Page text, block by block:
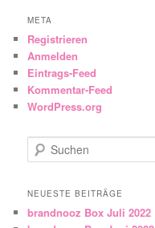
META
Registrieren
Anmelden
Eintrags-Feed
Kommentar-Feed
WordPress.org
Suchen
NEUESTE BEITRÄGE
brandnooz Box Juli 2022